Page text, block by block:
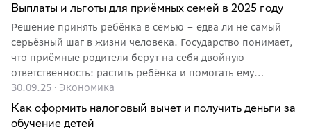
Выплаты и льготы для приёмных семей в 2025 году
Решение принять ребёнка в семью – едва ли не самый
серьёзный шаг в жизни человека. Государство понимает,
что приёмные родители берут на себя двойную
ответственность: растить ребёнка и помогать ему
адаптироваться в новой реальности. Поэтому для таких
семей предусмотрен целый набор выплат и льгот. Более
подробно – в материале СберСовы.
30.09.25 · Экономика
Как оформить налоговый вычет и получить деньги за
обучение детей